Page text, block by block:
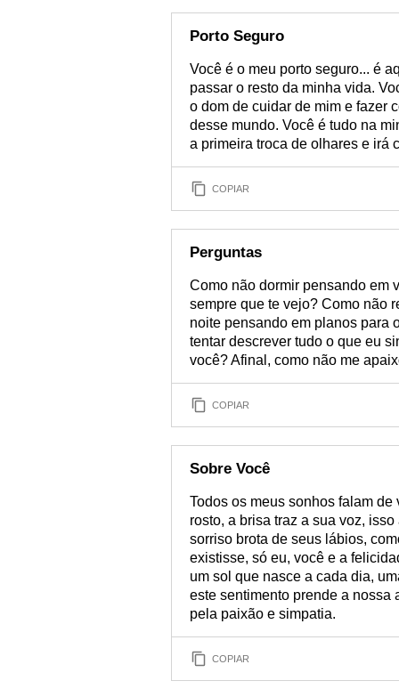
Porto Seguro
Você é o meu porto seguro... é
passar o resto da minha vida.
o dom de cuidar de mim e fazer
desse mundo. Você é tudo na
a primeira troca de olhares e irá
COPIAR
Perguntas
Como não dormir pensando em
sempre que te vejo? Como não
noite pensando em planos para
tentar descrever tudo o que eu
você? Afinal, como não me
COPIAR
Sobre Você
Todos os meus sonhos falam
rosto, a brisa traz a sua voz,
sorriso brota de seus lábios,
existisse, só eu, você e a
um sol que nasce a cada dia,
este sentimento prende a nossa
pela paixão e simpatia.
COPIAR